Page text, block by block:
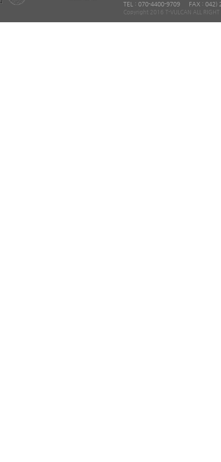
TEL : 070-4400-9709 FAX : 042)
Copyright 2016 T-VULCAN ALL RIGHT